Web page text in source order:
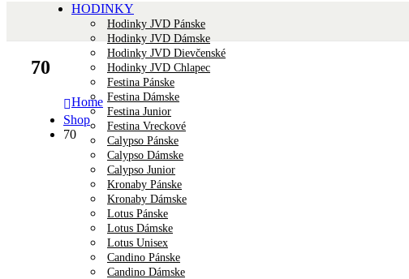
HODINKY
Hodinky JVD Pánske
Hodinky JVD Dámske
Hodinky JVD Dievčenské
Hodinky JVD Chlapec
Festina Pánske
Festina Dámske
Festina Junior
Festina Vreckové
Calypso Pánske
Calypso Dámske
Calypso Junior
Kronaby Pánske
Kronaby Dámske
Lotus Pánske
Lotus Dámske
Lotus Unisex
Candino Pánske
Candino Dámske
70
Home
Shop
70